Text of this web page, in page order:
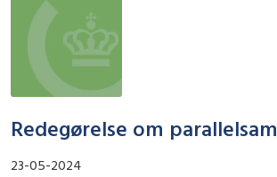
Redegørelse om
23-05-2024